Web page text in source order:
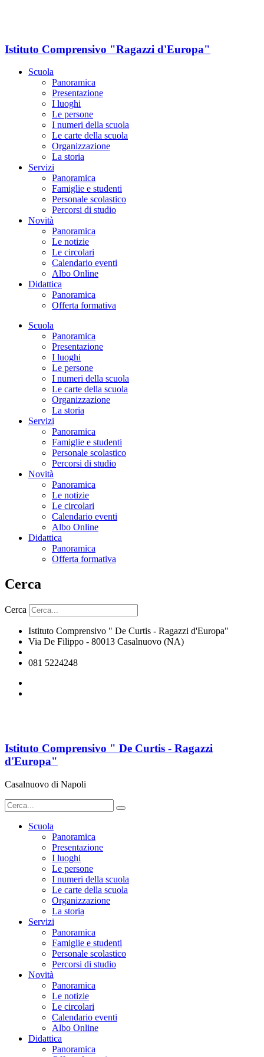
Istituto Comprensivo "Ragazzi d'Europa"
Scuola
Panoramica
Presentazione
I luoghi
Le persone
I numeri della scuola
Le carte della scuola
Organizzazione
La storia
Servizi
Panoramica
Famiglie e studenti
Personale scolastico
Percorsi di studio
Novità
Panoramica
Le notizie
Le circolari
Calendario eventi
Albo Online
Didattica
Panoramica
Offerta formativa
Scuola
Panoramica
Presentazione
I luoghi
Le persone
I numeri della scuola
Le carte della scuola
Organizzazione
La storia
Servizi
Panoramica
Famiglie e studenti
Personale scolastico
Percorsi di studio
Novità
Panoramica
Le notizie
Le circolari
Calendario eventi
Albo Online
Didattica
Panoramica
Offerta formativa
Cerca
Cerca
Istituto Comprensivo " De Curtis - Ragazzi d'Europa"
Via De Filippo - 80013 Casalnuovo (NA)
081 5224248
Istituto Comprensivo " De Curtis - Ragazzi
d'Europa"
Casalnuovo di Napoli
Scuola
Panoramica
Presentazione
I luoghi
Le persone
I numeri della scuola
Le carte della scuola
Organizzazione
La storia
Servizi
Panoramica
Famiglie e studenti
Personale scolastico
Percorsi di studio
Novità
Panoramica
Le notizie
Le circolari
Calendario eventi
Albo Online
Didattica
Panoramica